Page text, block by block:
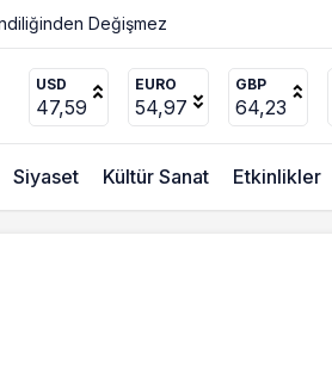
USD
47,59
EURO
54,97
GBP
64,23
Siyaset Kültür Sanat Etkinlikler